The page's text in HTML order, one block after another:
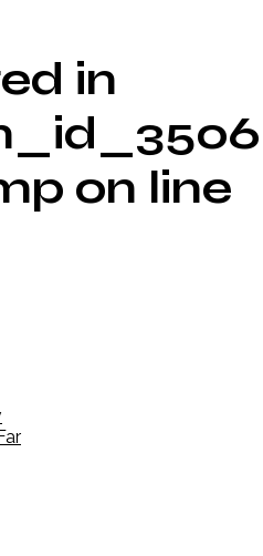
in
on line